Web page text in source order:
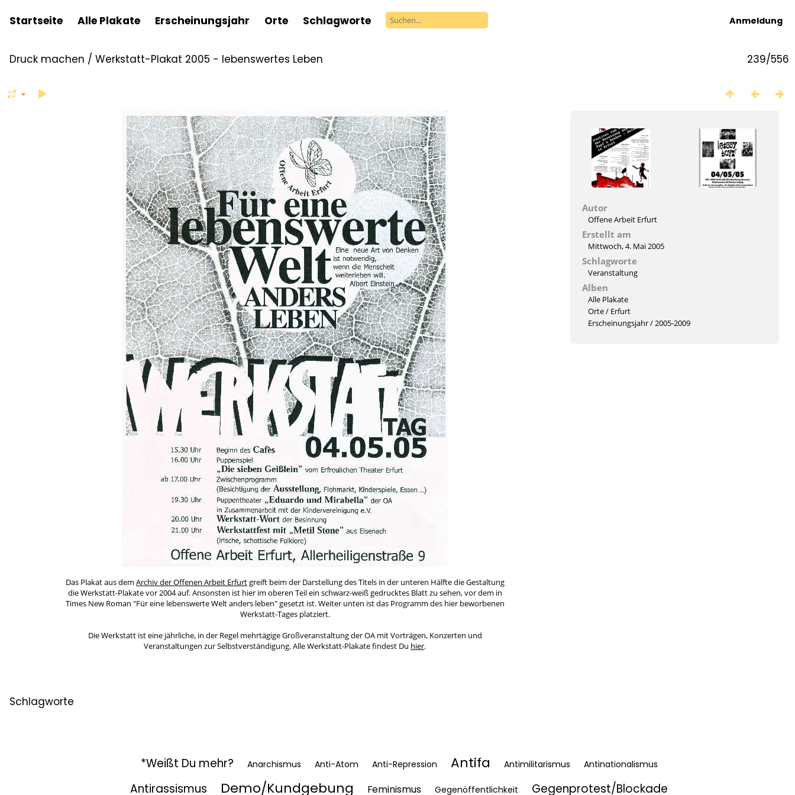
Startseite Alle Plakate Erscheinungsjahr Orte Schlagworte Anmeldung
239/556
Druck machen / Werkstatt-Plakat 2005 - lebenswertes Leben
Das Plakat aus dem Archiv der Offenen Arbeit Erfurtgreift beim der Darstellung des Titels in der unteren Hälfte die Gestaltung
die Werkstatt-Plakate vor 2004 auf. Ansonsten ist hier im oberen Teil ein schwarz-weiß gedrucktes Blatt zu sehen, vor dem in
Times New Roman "Für eine lebenswerte Welt anders leben" gesetzt ist. Weiter unten ist das Programm des hier beworbenen
Werkstatt-Tages platziert.
Die Werkstatt ist eine jährliche, in der Regel mehrtägige Großveranstaltung der OA mit Vorträgen, Konzerten und
Veranstaltungen zur Selbstverständigung. Alle Werkstatt-Plakate findest Du hier.
Autor
Offene Arbeit Erfurt
Erstellt am
Mittwoch, 4. Mai 2005
Schlagworte
Veranstaltung
Alben
Alle Plakate
Orte/ Erfurt
Erscheinungsjahr/2005-2009
Schlagworte
*Weißt Du mehr? Anarchismus Anti-Atom Anti-Repression Antifa Antimilitarismus Antinationalismus
Antirassismus Demo/Kundgebung Feminismus Gegenöffentlichkeit Gegenprotest/Blockade